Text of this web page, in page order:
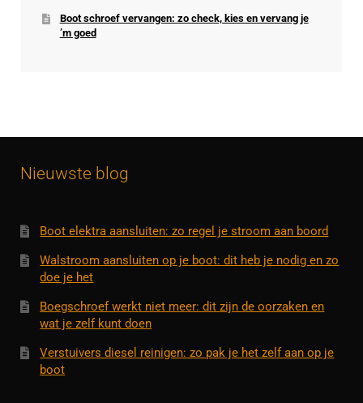
Boot schroef vervangen: zo check, kies en vervang je
’m goed
Nieuwste blog
Boot elektra aansluiten: zo regel je stroom aan boord
Walstroom aansluiten op je boot: dit heb je nodig en zo
doe je het
Boegschroef werkt niet meer: dit zijn de oorzaken en
wat je zelf kunt doen
Verstuivers diesel reinigen: zo pak je het zelf aan op je
boot